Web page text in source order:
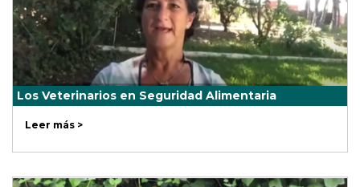
Los Veterinarios en Seguridad Alimentaria
Leer más >